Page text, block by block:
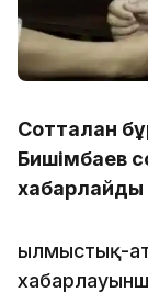
Сотталған
Бишімбаев
хабарлайды
Қылмыстық-